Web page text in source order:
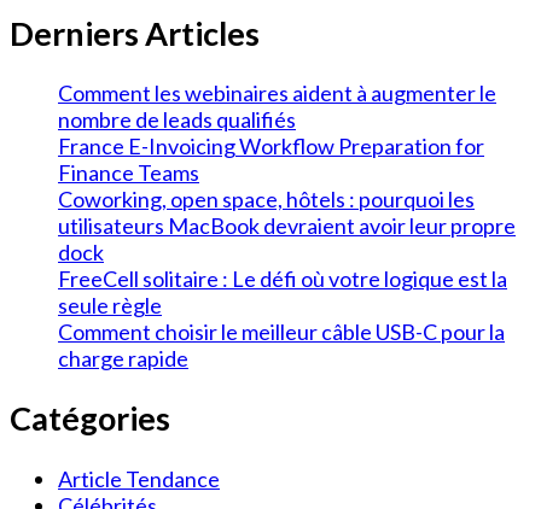
Derniers Articles
Comment les webinaires aident à augmenter le
nombre de leads qualifiés
France E-Invoicing Workflow Preparation for
Finance Teams
Coworking, open space, hôtels : pourquoi les
utilisateurs MacBook devraient avoir leur propre
dock
FreeCell solitaire : Le défi où votre logique est la
seule règle
Comment choisir le meilleur câble USB-C pour la
charge rapide
Catégories
Article Tendance